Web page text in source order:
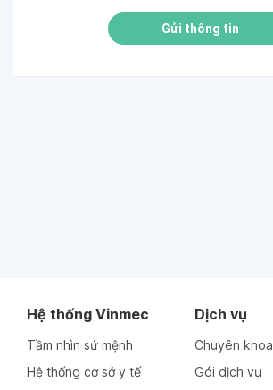
Gửi thông tin
Hệ thống Vinmec
Tầm nhìn sứ mệnh
Hệ thống cơ sở y tế
Dịch vụ
Chuyên khoa
Gói dịch vụ